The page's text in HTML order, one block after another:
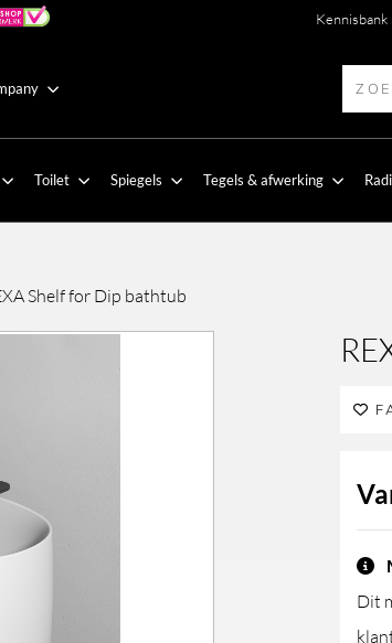
Kennisbank
Toilet Spiegels Tegels & afwerking
Shelf for Dip bathtub
Dit